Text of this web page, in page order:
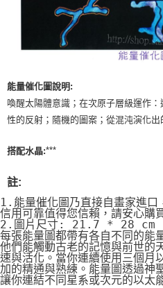
付款後門市自取
能量催化圖說明:
喚醒太陽體意識；在次原子層級運作
性的反射；隨機的圖案；從混沌演化出
搭配水晶:***
註:
1.能量催化圖乃直接自畫家進口
信用可靠值得您信賴，請安心購
2.圖片尺寸: 21.7 * 28 cm (
每張能量圖都帶有各自不同的能
他們能觸動古老的記憶與前世的
速與活化。當你連續使用三個月
加的精通與熟練。能量圖透過神
讓你連結不同星系或次元的以太